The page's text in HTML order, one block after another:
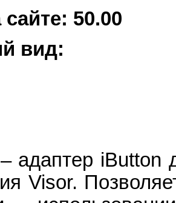
50.00
вид:
адаптер iButton
Visor.